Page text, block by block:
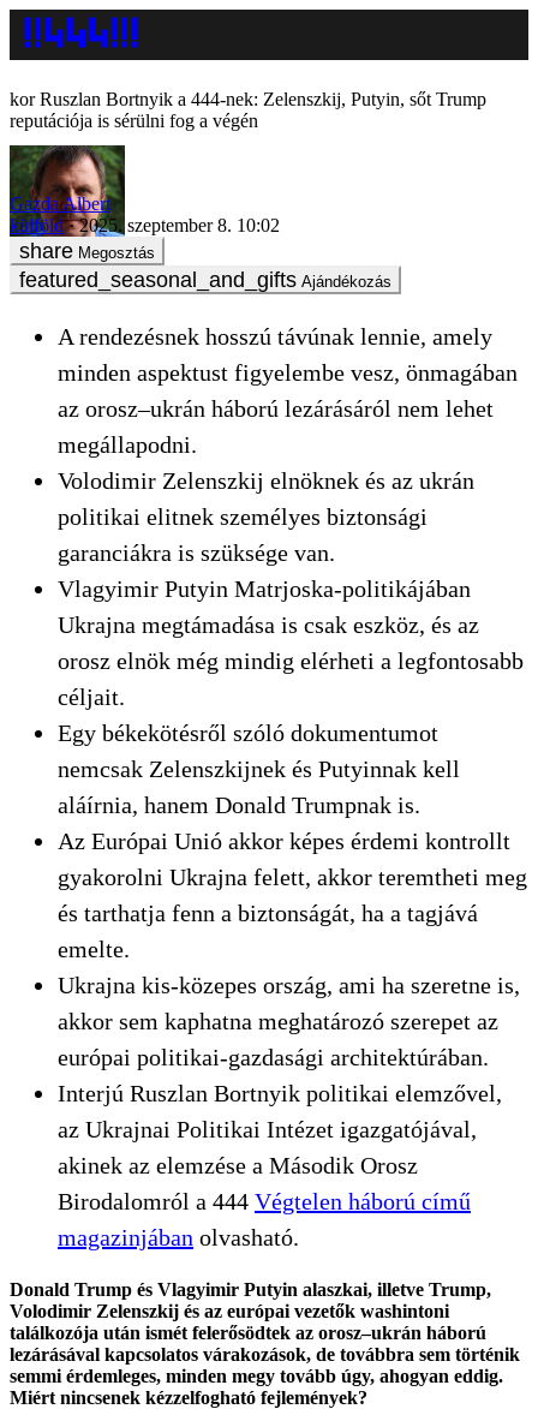
Ruszlan Bortnyik a 444-nek: Zelenszkij, Putyin, sőt Trump
reputációja is sérülni fog a végén
Gazda Albert
külföld
2025. szeptember 8. 10:02
Megosztás
Ajándékozás
A rendezésnek hosszú távúnak lennie, amely
minden aspektust figyelembe vesz, önmagában
az orosz–ukrán háború lezárásáról nem lehet
megállapodni.
Volodimir Zelenszkij elnöknek és az ukrán
politikai elitnek személyes biztonsági
garanciákra is szüksége van.
Vlagyimir Putyin Matrjoska-politikájában
Ukrajna megtámadása is csak eszköz, és az
orosz elnök még mindig elérheti a legfontosabb
céljait.
Egy békekötésről szóló dokumentumot
nemcsak Zelenszkijnek és Putyinnak kell
aláírnia, hanem Donald Trumpnak is.
Az Európai Unió akkor képes érdemi kontrollt
gyakorolni Ukrajna felett, akkor teremtheti meg
és tarthatja fenn a biztonságát, ha a tagjává
emelte.
Ukrajna kis-közepes ország, ami ha szeretne is,
akkor sem kaphatna meghatározó szerepet az
európai politikai-gazdasági architektúrában.
Interjú Ruszlan Bortnyik politikai elemzővel,
az Ukrajnai Politikai Intézet igazgatójával,
akinek az elemzése a Második Orosz
Birodalomról a 444 Végtelen háború című
magazinjában olvasható.
Donald Trump és Vlagyimir Putyin alaszkai, illetve Trump,
Volodimir Zelenszkij és az európai vezetők washintoni
találkozója után ismét felerősödtek az orosz–ukrán háború
lezárásával kapcsolatos várakozások, de továbbra sem történik
semmi érdemleges, minden megy tovább úgy, ahogyan eddig.
Miért nincsenek kézzelfogható fejlemények?